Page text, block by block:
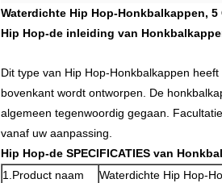
Waterdichte Hip Hop-Honkbalkappen,
Hip Hop-de inleiding van
Dit type van Hip Hop-Honkbalkappen
bovenkant wordt ontworpen. De
algemeen tegenwoordig gegaan.
vanaf uw aanpassing.
Hip Hop-de SPECIFICATIES van
1.Product naam
Waterdichte Hip Hop-